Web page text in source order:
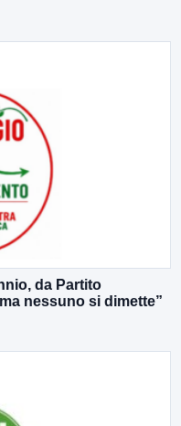
da Partito
nessuno si dimette”